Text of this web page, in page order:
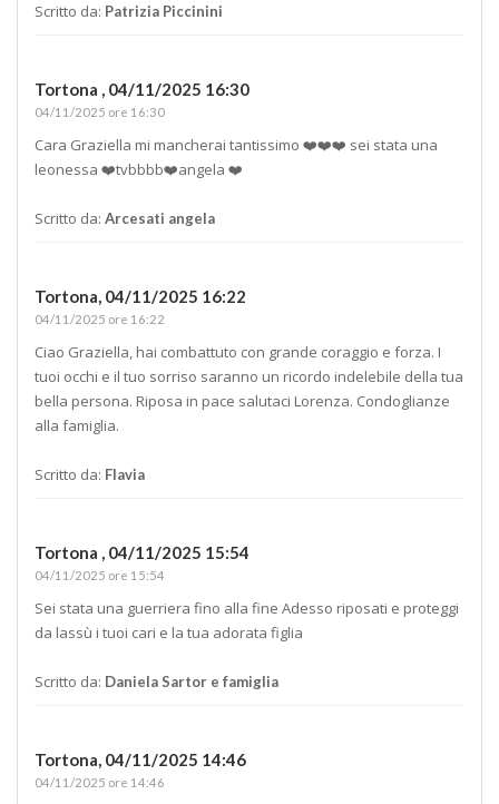
Scritto da: Patrizia Piccinini
Tortona , 04/11/2025 16:30
04/11/2025 ore 16:30
Cara Graziella mi mancherai tantissimo ❤️❤️❤️ sei stata una
leonessa ❤️tvbbbb❤️angela ❤️
Scritto da: Arcesati angela
Tortona, 04/11/2025 16:22
04/11/2025 ore 16:22
Ciao Graziella, hai combattuto con grande coraggio e forza. I
tuoi occhi e il tuo sorriso saranno un ricordo indelebile della tua
bella persona. Riposa in pace salutaci Lorenza. Condoglianze
alla famiglia.
Scritto da: Flavia
Tortona , 04/11/2025 15:54
04/11/2025 ore 15:54
Sei stata una guerriera fino alla fine Adesso riposati e proteggi
da lassù i tuoi cari e la tua adorata figlia
Scritto da: Daniela Sartor e famiglia
Tortona, 04/11/2025 14:46
04/11/2025 ore 14:46